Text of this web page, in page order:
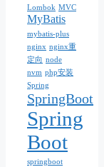
Lombok MVC
MyBatis
mybatis-plus
nginx nginx重
定向 node
nvm php安装
Spring
SpringBoot
Spring
Boot
springboot